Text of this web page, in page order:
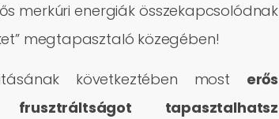
merkúri energiák összekapcsolódnak
megtapasztaló közegében!
következtében most erős
frusztráltságot
tapasztalhatsz